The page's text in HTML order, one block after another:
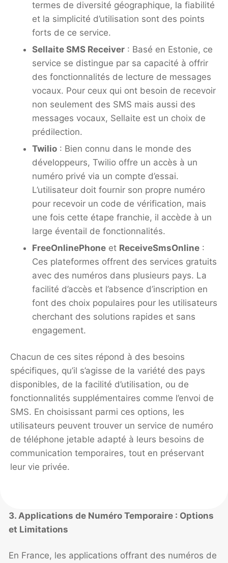
termes de diversité géographique, la fiabilité
et la simplicité d’utilisation sont des points
forts de ce service.
Sellaite SMS Receiver: Basé en Estonie, ce
service se distingue par sa capacité à offrir
des fonctionnalités de lecture de messages
vocaux. Pour ceux qui ont besoin de recevoir
non seulement des SMS mais aussi des
messages vocaux, Sellaite est un choix de
prédilection.
Twilio: Bien connu dans le monde des
développeurs, Twilio offre un accès à un
numéro privé via un compte d’essai.
L’utilisateur doit fournir son propre numéro
pour recevoir un code de vérification, mais
une fois cette étape franchie, il accède à un
large éventail de fonctionnalités.
FreeOnlinePhoneet ReceiveSmsOnline:
Ces plateformes offrent des services gratuits
avec des numéros dans plusieurs pays. La
facilité d’accès et l’absence d’inscription en
font des choix populaires pour les utilisateurs
cherchant des solutions rapides et sans
engagement.
Chacun de ces sites répond à des besoins
spécifiques, qu’il s’agisse de la variété des pays
disponibles, de la facilité d’utilisation, ou de
fonctionnalités supplémentaires comme l’envoi de
SMS. En choisissant parmi ces options, les
utilisateurs peuvent trouver un service de numéro
de téléphone jetable adapté à leurs besoins de
communication temporaires, tout en préservant
leur vie privée.
3. Applications de Numéro Temporaire : Options
et Limitations
En France, les applications offrant des numéros de